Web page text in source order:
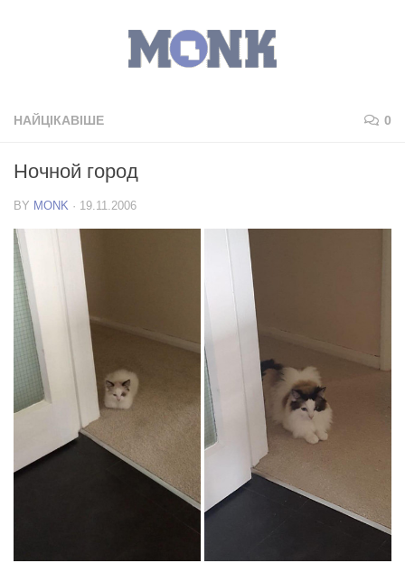
НАЙЦІКАВІШЕ 0
Ночной город
BY MONK · 19.11.2006